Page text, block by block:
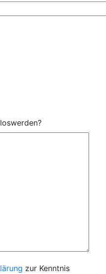
zur Kenntnis